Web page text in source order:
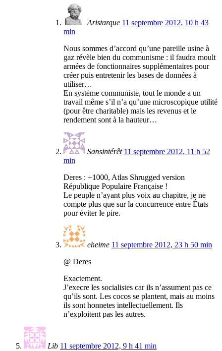
Aristarque 11 septembre 2012, 10 h 43
min
Nous sommes d’accord qu’une pareille usine à
gaz révèle bien du communisme : il faudra moult
armées de fonctionnaires supplémentaires pour
créer puis entretenir les bases de données à
utiliser…
En système communiste, tout le monde a un
travail même s’il n’a qu’une microscopique utilité
(pour être charitable) mais les revenus et le
rendement sont à la hauteur…
Sansintérêt 11 septembre 2012, 11 h 52
min
Deres : +1000, Atlas Shrugged version
République Populaire Française !
Le peuple n’ayant plus voix au chapitre, je ne
compte plus que sur la concurrence entre États
pour éviter le pire.
eheime 11 septembre 2012, 23 h 50 min
@ Deres
Exactement.
J’execre les socialistes car ils n’assument pas ce
qu’ils sont. Les cocos se plantent, mais au moins
ils sont honnetes intellectuellement. Ils
n’exploitent pas les autres.
Lib 11 septembre 2012, 9 h 41 min